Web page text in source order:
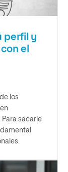
perfil y
el
los
sacarle